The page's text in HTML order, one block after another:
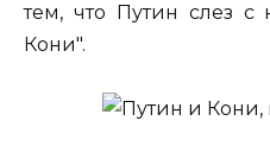
тем, что Путин слез с
Кони".